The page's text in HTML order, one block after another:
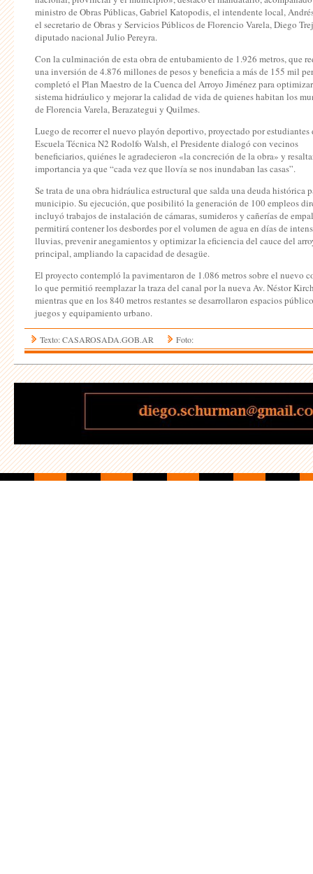
ministro de Obras Públicas, Gabriel Katopodis, el intendente local,
el secretario de Obras y Servicios Públicos de Florencio Varela, Diego
diputado nacional Julio Pereyra.
Con la culminación de esta obra de entubamiento de 1.926 metros, que
una inversión de 4.876 millones de pesos y beneficia a más de 155 mil
completó el Plan Maestro de la Cuenca del Arroyo Jiménez para
sistema hidráulico y mejorar la calidad de vida de quienes habitan los
de Florencia Varela, Berazategui y Quilmes.
Luego de recorrer el nuevo playón deportivo, proyectado por estudiantes
Escuela Técnica N2 Rodolfo Walsh, el Presidente dialogó con vecinos
beneficiarios, quiénes le agradecieron «la concreción de la obra» y
importancia ya que “cada vez que llovía se nos inundaban las casas”.
Se trata de una obra hidráulica estructural que salda una deuda histórica
municipio. Su ejecución, que posibilitó la generación de 100 empleos
incluyó trabajos de instalación de cámaras, sumideros y cañerías de
permitirá contener los desbordes por el volumen de agua en días de
lluvias, prevenir anegamientos y optimizar la eficiencia del cauce del
principal, ampliando la capacidad de desagüe.
El proyecto contempló la pavimentaron de 1.086 metros sobre el nuevo
lo que permitió reemplazar la traza del canal por la nueva Av. Néstor
mientras que en los 840 metros restantes se desarrollaron espacios
juegos y equipamiento urbano.
Texto: CASAROSADA.GOB.AR Foto: